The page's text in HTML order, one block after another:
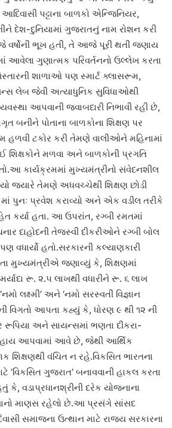
પટ્ટાના બાળકો એન્જિનિયર,
દેશ-દુનિયામાં ગુજરાતનું નામ રોશન કરી
જે વર્ષોની ભૂખ હતી, તે આજે પૂરી થતી જણાય
આવેલા ગુણાત્મક પરિવર્તનનો ઉલ્લેખ કરતા
શાળાઓ પણ સ્માર્ટ ક્લાસરૂમ,
લેબ જેવી અત્યાધુનિક સુવિધાઓથી
આપવાની જવાબદારી નિભાવી રહી છે,
બનીને પોતાના બાળકોના શિક્ષણ પર
ટકોર કરી તેમણે વાલીઓને મહિનામાં
મળવા અને બાળકોની પ્રગતિ
કાર્યક્રમમાં મુખ્યમંત્રીનો સંવેદનશીલ
જ્યારે તેમણે અધવચ્ચેથી શિક્ષણ છોડી
પુનઃ પ્રવેશ કરાવ્યો અને એક વડીલ તરીકે
કર્યા હતા. આ ઉપરાંત, રગ્બી રમતમાં
દાહોદની તેજસ્વી દીકરીઓને રગ્બી બોલ
હતો.સરકારની કલ્યાણકારી
મુખ્યમંત્રીએ જણાવ્યું કે, શિક્ષણમાં
રૂ. ૨.૫ લાખથી વધારીને રૂ. ૬ લાખ
લક્ષ્મી’ અને ‘નમો સરસ્વતી વિજ્ઞાન
વિગતો આપતા કહ્યું કે, ધોરણ ૯ થી ૧૨ ની
અને સાયન્સમાં ભણતા દીકરા-
આપવામાં આવે છે, જેથી આર્થિક
શિક્ષણથી વંચિત ન રહે.વિકસિત ભારતના
‘વિકસિત ગુજરાત’ બનાવવાની હાકલ કરતા
વડાપ્રધાનશ્રીની દરેક યોજનાના
માણસ રહેલો છે.આ પ્રસંગે સાંસદ
સમાજના ઉત્થાન માટે રાજ્ય સરકારના